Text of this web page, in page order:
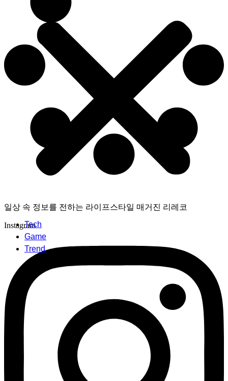
Tech
Game
Trend
일상 속 정보를 전하는 라이프스타일 매거진 리레코
Instagram